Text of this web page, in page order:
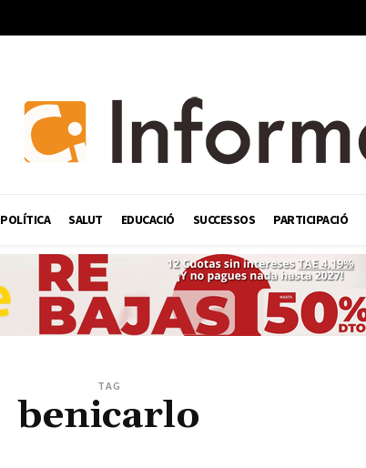
POLÍTICA SALUT EDUCACIÓ SUCCESSOS PARTICIPACIÓ
TAG
benicarlo